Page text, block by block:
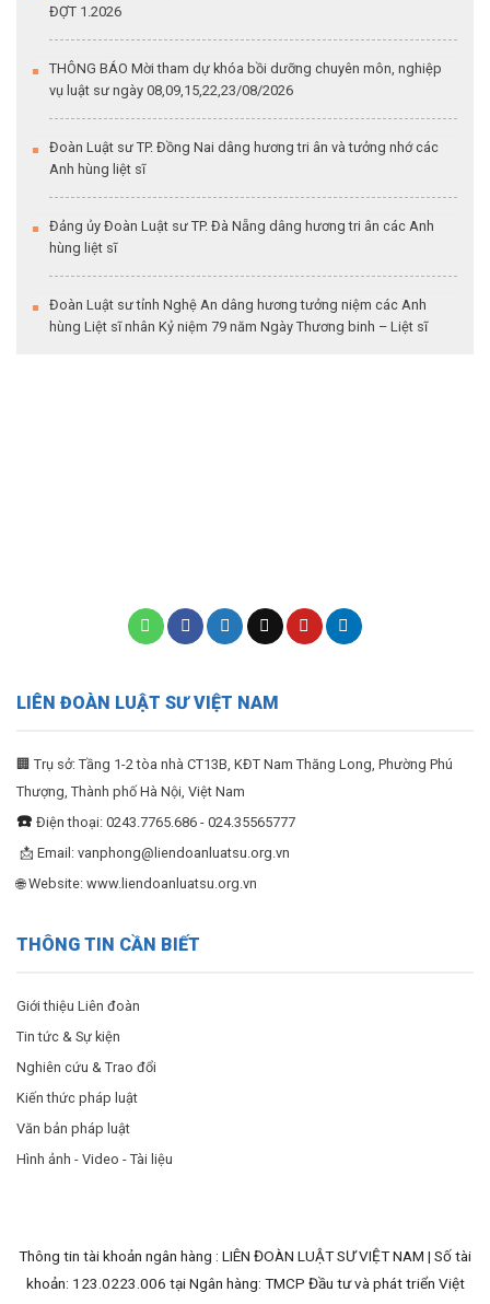
ĐỢT 1.2026
THÔNG BÁO Mời tham dự khóa bồi dưỡng chuyên môn, nghiệp
vụ luật sư ngày 08,09,15,22,23/08/2026
Đoàn Luật sư TP. Đồng Nai dâng hương tri ân và tưởng nhớ các
Anh hùng liệt sĩ
Đảng ủy Đoàn Luật sư TP. Đà Nẵng dâng hương tri ân các Anh
hùng liệt sĩ
Đoàn Luật sư tỉnh Nghệ An dâng hương tưởng niệm các Anh
hùng Liệt sĩ nhân Kỷ niệm 79 năm Ngày Thương binh – Liệt sĩ
LIÊN ĐOÀN LUẬT SƯ VIỆT NAM
🏢 Trụ sở: Tầng 1-2 tòa nhà CT13B, KĐT Nam Thăng Long, Phường Phú
Thượng, Thành phố Hà Nội, Việt Nam
☎️ Điện thoại: 0243.7765.686 - 024.35565777
📩 Email: vanphong@liendoanluatsu.org.vn
🌐 Website: www.liendoanluatsu.org.vn
THÔNG TIN CẦN BIẾT
Giới thiệu Liên đoàn
Tin tức & Sự kiện
Nghiên cứu & Trao đổi
Kiến thức pháp luật
Văn bản pháp luật
Hình ảnh - Video - Tài liệu
Thông tin tài khoản ngân hàng : LIÊN ĐOÀN LUẬT SƯ VIỆT NAM | Số tài
khoản: 123.0223.006 tại Ngân hàng: TMCP Đầu tư và phát triển Việt